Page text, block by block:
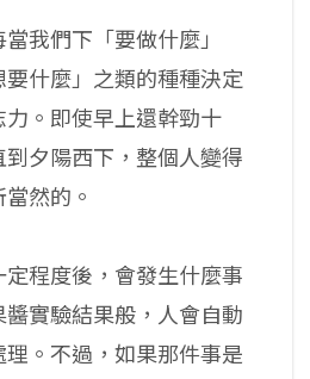
我們下「要做什麼」
要什麼」之類的種種決定
。即使早上還幹勁十
夕陽西下，整個人變得
然的。
程度後，會發生什麼事
實驗結果般，人會自動
。不過，如果那件事是